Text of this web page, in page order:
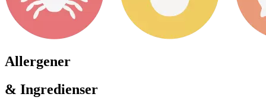
Allergener
& Ingredienser